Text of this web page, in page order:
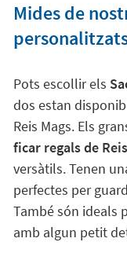
Mides de
Pots escollir els
dos estan
Reis Mags. Els
ficar regals de
versàtils. Tenen
perfectes per
També són ideals
amb algun petit